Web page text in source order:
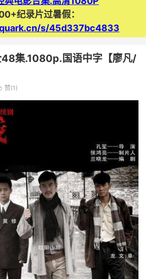
纪录片过暑假：
s/45d337bc4833
集.1080p.国语中字【廖凡/
赞(1 )